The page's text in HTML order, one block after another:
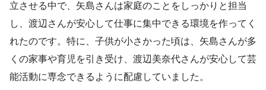
立させる中で、矢島さんは家庭のことをしっかりと担当
し、渡辺さんが安心して仕事に集中できる環境を作ってく
れたのです。特に、子供が小さかった頃は、矢島さんが多
くの家事や育児を引き受け、渡辺美奈代さんが安心して芸
能活動に専念できるように配慮していました。